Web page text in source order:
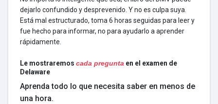
dejarlo confundido y desprevenido. Y no es culpa suya.
Está mal estructurado, toma 6 horas seguidas para leer y
fue hecho para informar, no para ayudarlo a aprender
rápidamente.
Le mostraremos cada pregunta en el examen de
Delaware
Aprenda todo lo que necesita saber en menos de
una hora.